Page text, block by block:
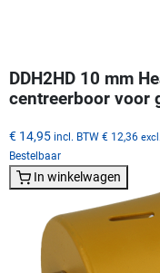
DDH2HD 10 mm
centreerboor voor
€ 14,95 incl. BTW € 12,36
Bestelbaar
In winkelwagen